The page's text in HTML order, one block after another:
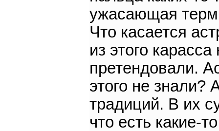
ужасающая
Что касается
из этого
претендовали.
этого не знали?
традиций. В их
что есть какие-